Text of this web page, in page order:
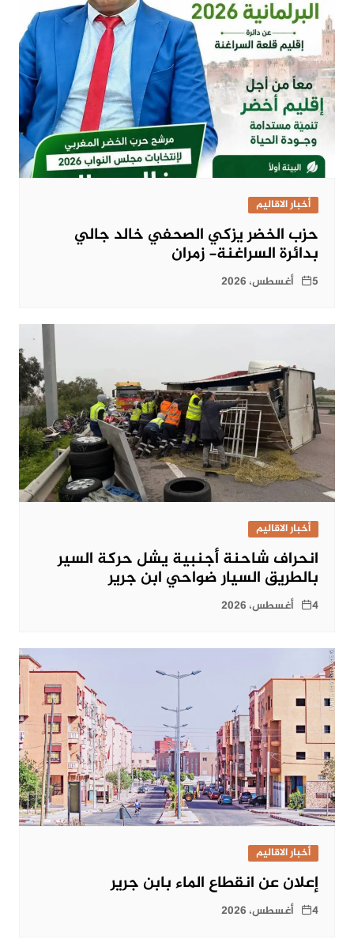
أخبار الاقاليم
حزب الخضر يزكي الصحفي خالد جالي
بدائرة السراغنة- زمران
5 أغسطس، 2026
أخبار الاقاليم
انحراف شاحنة أجنبية يشل حركة السير
بالطريق السيار ضواحي ابن جرير
4 أغسطس، 2026
أخبار الاقاليم
إعلان عن انقطاع الماء بابن جرير
4 أغسطس، 2026